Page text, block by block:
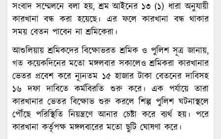
সংবাদ সম্মেলনে বলা হয়, শ্রম আইনের ১৩ (১) ধারা অনুযায়ী
কারখানা বন্ধ করা হয়েছে। এর ফলে কারখানা বন্ধ থাকার
সময় বেতন পাবেন না শ্রমিকেরা।
আশুলিয়ায় শ্রমিকদের বিক্ষোভরত শ্রমিক ও পুলিশ সূত্র জানায়,
গত কয়েকদিনের মতো মঙ্গলবার সকালেও শ্রমিকরা কারখানার
ভেতর প্রবেশ করে ন্যূনতম ১৫ হাজার টাকা বেতনের দাবিসহ
১৬ দফা দাবিতে কর্মবিরতি শুরু করে। এক পর্যায়ে তারা
কারখানার ভেতর বিক্ষোভ শুরু করলে শিল্প পুলিশ ঘটনাস্থলে
পৌঁছে পরিস্থিতি নিয়ন্ত্রণে আনার চেষ্টা করে ব্যর্থ হয়। পরে
কারখানা কর্তৃপক্ষ মঙ্গলবারের মতো ছুটি ঘোষণা করে।